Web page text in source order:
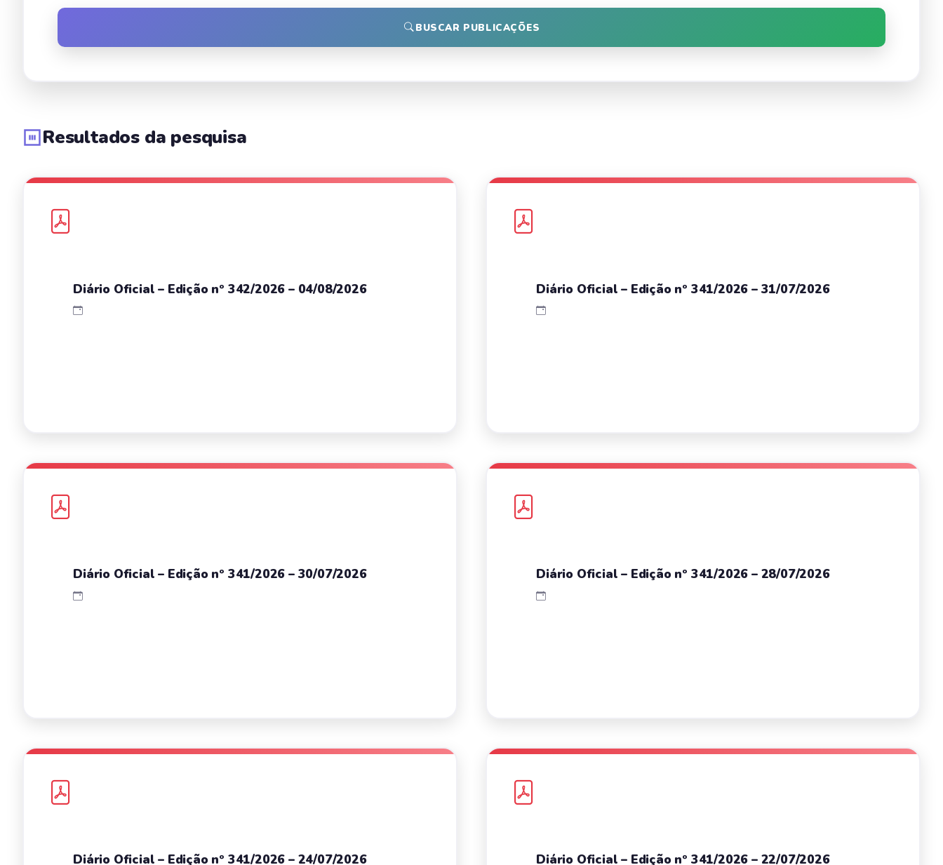
BUSCAR PUBLICAÇÕES
Resultados da pesquisa
Diário Oficial – Edição nº 342/2026 – 04/08/2026 Diário Oficial – Edição nº 341/2026 – 31/07/2026
Diário Oficial – Edição nº 341/2026 – 30/07/2026 Diário Oficial – Edição nº 341/2026 – 28/07/2026
Diário Oficial – Edição nº 341/2026 – 24/07/2026 Diário Oficial – Edição nº 341/2026 – 22/07/2026